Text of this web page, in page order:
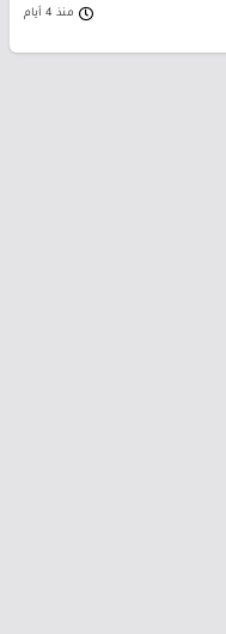
منذ 4 أيام